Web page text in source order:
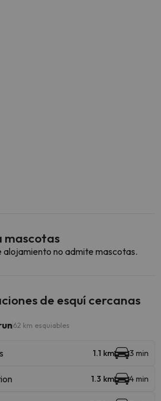
mascotas
alojamiento no admite mascotas.
de esquí cercanas
62 km esquiables
1.1 km 3 min
1.3 km 4 min